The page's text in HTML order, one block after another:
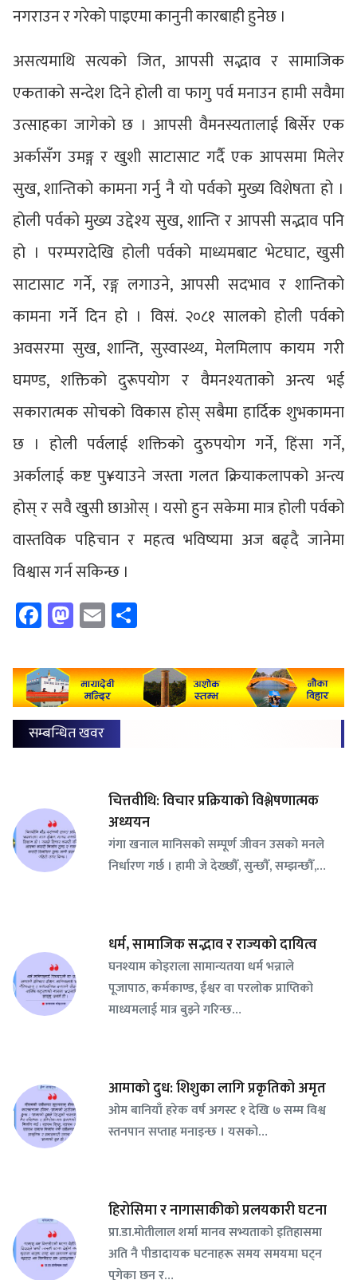
नगराउन र गरेको पाइएमा कानुनी कारबाही हुनेछ ।
असत्यमाथि सत्यको जित, आपसी सद्भाव र सामाजिक
एकताको सन्देश दिने होली वा फागु पर्व मनाउन हामी सवैमा
उत्साहका जागेको छ । आपसी वैमनस्यतालाई बिर्सेर एक
अर्कासँग उमङ्ग र खुशी साटासाट गर्दै एक आपसमा मिलेर
सुख, शान्तिको कामना गर्नु नै यो पर्वको मुख्य विशेषता हो ।
होली पर्वको मुख्य उद्देश्य सुख, शान्ति र आपसी सद्भाव पनि
हो । परम्परादेखि होली पर्वको माध्यमबाट भेटघाट, खुसी
साटासाट गर्ने, रङ्ग लगाउने, आपसी सदभाव र शान्तिको
कामना गर्ने दिन हो । विसं. २०८१ सालको होली पर्वको
अवसरमा सुख, शान्ति, सुस्वास्थ्य, मेलमिलाप कायम गरी
घमण्ड, शक्तिको दुरूपयोग र वैमनश्यताको अन्त्य भई
सकारात्मक सोचको विकास होस् सबैमा हार्दिक शुभकामना
छ । होली पर्वलाई शक्तिको दुरुपयोग गर्ने, हिंसा गर्ने,
अर्कालाई कष्ट पु¥याउने जस्ता गलत क्रियाकलापको अन्त्य
होस् र सवै खुसी छाओस् । यसो हुन सकेमा मात्र होली पर्वको
वास्तविक पहिचान र महत्व भविष्यमा अज बढ्दै जानेमा
विश्वास गर्न सकिन्छ ।
Facebook
Mastodon
Email
सम्बन्धित खवर
चित्तवीथि: विचार प्रक्रियाको विश्लेषणात्मक
अध्ययन
गंगा खनाल मानिसको सम्पूर्ण जीवन उसको मनले
निर्धारण गर्छ । हामी जे देख्छौँ, सुन्छौँ, सम्झन्छौँ,…
धर्म, सामाजिक सद्भाव र राज्यको दायित्व
घनश्याम कोइराला सामान्यतया धर्म भन्नाले
पूजापाठ, कर्मकाण्ड, ईश्वर वा परलोक प्राप्तिको
माध्यमलाई मात्र बुझ्ने गरिन्छ…
आमाको दुध: शिशुका लागि प्रकृतिको अमृत
ओम बानियाँ हरेक वर्ष अगस्ट १ देखि ७ सम्म विश्व
स्तनपान सप्ताह मनाइन्छ । यसको…
हिरोसिमा र नागासाकीको प्रलयकारी घटना
प्रा.डा.मोतीलाल शर्मा मानव सभ्यताको इतिहासमा
अति नै पीडादायक घटनाहरू समय समयमा घट्न
पुगेका छन् र…